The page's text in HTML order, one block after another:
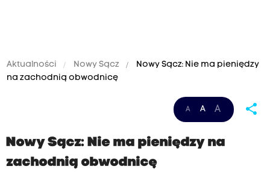
Aktualności Nowy Sącz
Nowy Sącz: Nie ma pieniędzy
na zachodnią obwodnicę
A A A share
Nowy Sącz: Nie ma pieniędzy na
zachodnią obwodnicę